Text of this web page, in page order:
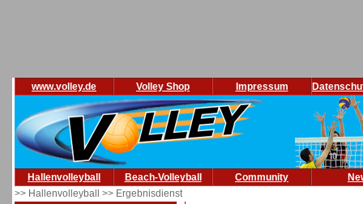
www.volley.de Volley Shop Impressum
Hallenvolleyball Beach-Volleyball Community
>> Hallenvolleyball >> Ergebnisdienst